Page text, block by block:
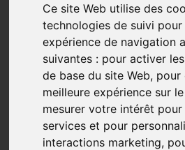
Ce site Web utilise des
technologies de suivi
expérience de navigation
suivantes : pour activer
de base du site Web, pour
meilleure expérience sur
mesurer votre intérêt
services et pour
interactions marketing,
Toutes les catégories
CATÉGORIES
MARQUES
MODÈLE
TYPE D'ANNONCE